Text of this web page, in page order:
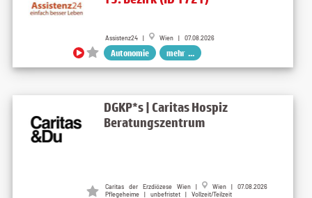
Assistenz24 | Wien | 07.08.2026
Autonomie mehr ...
DGKP*s | Caritas Hospiz
Beratungszentrum
Caritas der Erzdiözese Wien |
Wien | 07.08.2026
Pflegeheime | unbefristet | Vollzeit/Teilzeit